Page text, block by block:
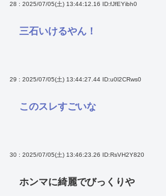
28 : 2025/07/05(土) 13:44:12.16 ID:fJfEYibh0
三石いけるやん！
29 : 2025/07/05(土) 13:44:27.44 ID:u0l2CRws0
このスレすごいな
30 : 2025/07/05(土) 13:46:23.26 ID:RsVH2Y820
ホンマに綺麗でびっくりや